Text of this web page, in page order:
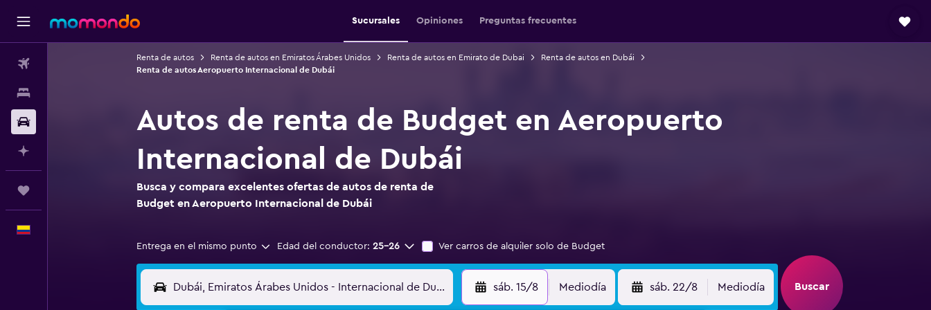
Sucursales Opiniones Preguntas frecuentes
Renta de autos Renta de autos en Emiratos Árabes Unidos Renta de autos en Emirato de Dubai
Renta de autos en Dubái
Renta de autos Aeropuerto Internacional de Dubái
Autos de renta de Budget en Aeropuerto
Internacional de Dubái
Busca y compara excelentes ofertas de autos de renta de
Budget en Aeropuerto Internacional de Dubái
Entrega en el mismo punto Edad del conductor: 25-26 Ver carros de alquiler solo de Budget
sáb. 15/8 Mediodía sáb. 22/8 Mediodía Buscar